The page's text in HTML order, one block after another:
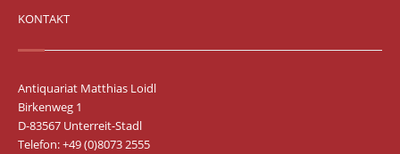
KONTAKT
Antiquariat Matthias Loidl
Birkenweg 1
D-83567 Unterreit-Stadl
Telefon: +49 (0)8073 2555